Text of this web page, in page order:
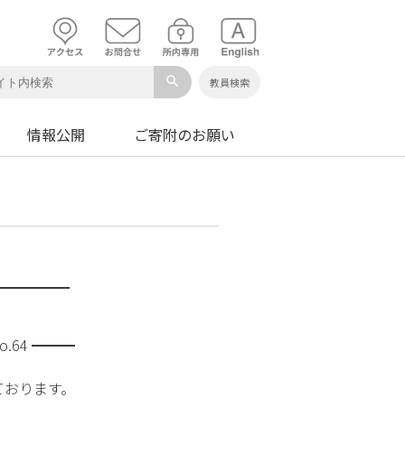
search 教員検索
情報公開 ご寄附のお願い
━━━
ります。